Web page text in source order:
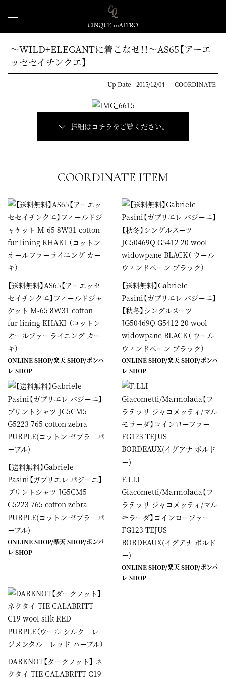
～WILD+ELEGANTに着こなせ！！～AS65【アーエ
ッセセイチンクエ】
Up Date 2015/12/04 COORDINATE
詳細はコチラをご覧ください。
COORDINATE ITEM
【送料無料】AS65【アーエッセ
セイチンクエ】フィールドジャ
ケット M-65 8W31 cotton
fur lining KHAKI （コットン
オールファーライニング カー
キ）
ONLINE SHOP/楽天 SHOP/ポンパ
レ SHOP
【送料無料】Gabriele
Pasini【ガブリエレ パジーニ】
【秋冬】シングルスーツ
JG50469Q G5412 20 wool
widowpane BLACK（ ウール
ウィンドペーン ブラック）
ONLINE SHOP/楽天 SHOP/ポンパ
レ SHOP
【送料無料】Gabriele
Pasini【ガブリエレ パジーニ】
プリントシャツ JG5CM5
G5223 765 cotton zebra
PURPLE(コットン ゼブラ パ
ープル)
ONLINE SHOP/楽天 SHOP/ポンパ
レ SHOP
F.LLI
Giacometti/Marmolada【フ
ラテッリ ジャコメッティ/マル
モラーダ】コインローファー
FG123 TEJUS
BORDEAUX(イグアナ ボルド
ー)
ONLINE SHOP/楽天 SHOP/ポンパ
レ SHOP
DARKNOT【ダークノット】 ネ
クタイ TIE CALABRITT C19